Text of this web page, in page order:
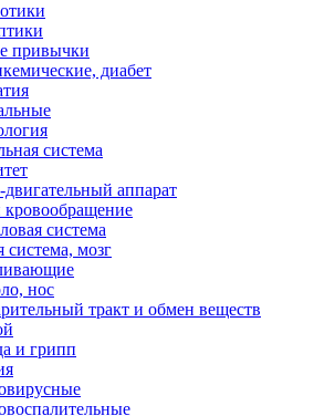
привычки
диабет
система
аппарат
кровообращение
система
система, мозг
нос
тракт и обмен веществ
и грипп